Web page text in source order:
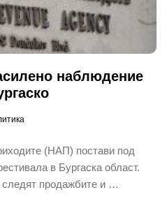
наблюдение
(НАП) постави под
в Бургаска област.
продажбите и …